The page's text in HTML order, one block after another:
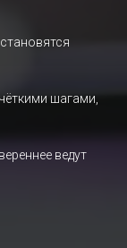
шагами,
ведут